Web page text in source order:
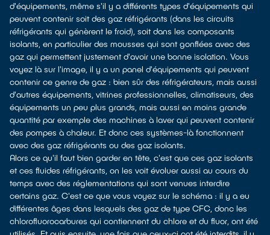
d'équipements, même s'il y a différents types d'équipements qui
peuvent contenir soit des gaz réfrigérants (dans les circuits
réfrigérants qui génèrent le froid), soit dans les composants
isolants, en particulier des mousses qui sont gonflées avec des
gaz qui permettent justement d'avoir une bonne isolation. Vous
voyez là sur l'image, il y a un panel d'équipements qui peuvent
contenir ce genre de gaz : bien sûr des réfrigérateurs, mais aussi
d'autres équipements, vitrines professionnelles, climatiseurs, des
équipements un peu plus grands, mais aussi en moins grande
quantité par exemple des machines à laver qui peuvent contenir
des pompes à chaleur. Et donc ces systèmes-là fonctionnent
avec des gaz réfrigérants ou des gaz isolants.
Alors ce qu'il faut bien garder en tête, c'est que ces gaz isolants
et ces fluides réfrigérants, on les voit évoluer aussi au cours du
temps avec des réglementations qui sont venues interdire
certains gaz. C'est ce que vous voyez sur le schéma : il y a eu
différentes âges dans lesquels des gaz de type CFC, donc les
chlorofluorocarbures qui contiennent du chlore et du fluor, ont été